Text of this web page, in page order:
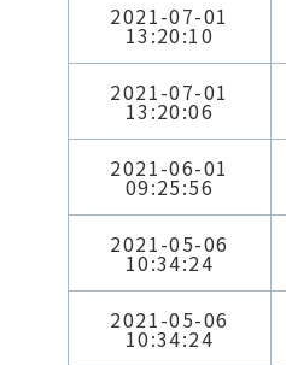
2021-07-01
13:20:10
2021-07-01
13:20:06
2021-06-01
09:25:56
2021-05-06
10:34:24
2021-05-06
10:34:24